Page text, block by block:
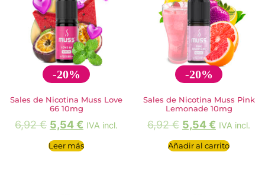
-20%
Sales de Nicotina Muss Love
66 10mg
6,92€ 5,54€ IVA incl.
Leer más
-20%
Sales de Nicotina Muss Pink
Lemonade 10mg
6,92€ 5,54€ IVA incl.
Añadir al carrito